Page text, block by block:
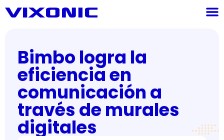
Bimbo logra la
eficiencia en
comunicación a
través de murales
digitales